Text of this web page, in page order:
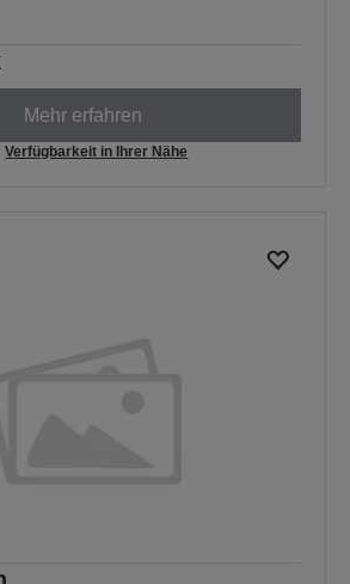
Mehr erfahren
Verfügbarkeit in Ihrer Nähe